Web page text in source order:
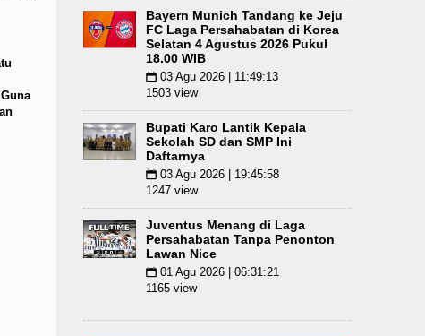
Bayern Munich Tandang ke Jeju
FC Laga Persahabatan di Korea
Selatan 4 Agustus 2026 Pukul
18.00 WIB
📅 03 Agu 2026 | 11:49:13
1503 view
Bupati Karo Lantik Kepala
Sekolah SD dan SMP Ini
Daftarnya
📅 03 Agu 2026 | 19:45:58
1247 view
Juventus Menang di Laga
Persahabatan Tanpa Penonton
Lawan Nice
📅 01 Agu 2026 | 06:31:21
1165 view